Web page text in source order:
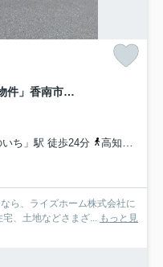
「ハザードマップエリア外の築浅物件」香南市野市町母代寺 中古一戸建て
ち」駅 徒歩24分
高知県香南市「大日寺（高知県）」バス停下車 徒歩2分
ら、ライズホーム株式会社に
、土地などさまざ... もっと見